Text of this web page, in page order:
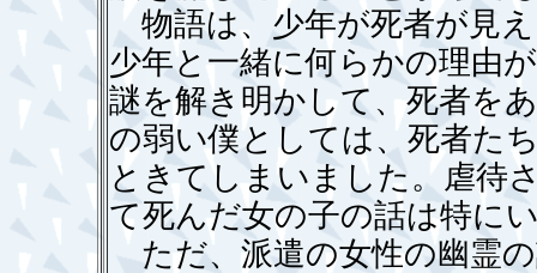
物語は、少年が死者が見
少年と一緒に何らかの理由
謎を解き明かして、死者を
の弱い僕としては、死者た
ときてしまいました。虐待
て死んだ女の子の話は特に
ただ、派遣の女性の幽霊